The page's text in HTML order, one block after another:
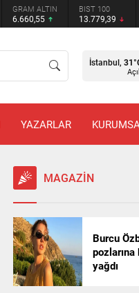
GRAM ALTIN
6.660,55
BIST 100
13.779,39
İstanbul, 31
YAZARLAR
MAGAZİN
Burcu
pozlarına
yağdı